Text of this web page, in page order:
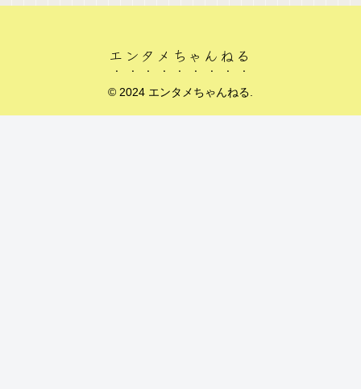
エンタメちゃんねる
© 2024 エンタメちゃんねる.